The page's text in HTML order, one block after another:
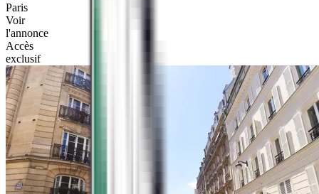
Paris
Voir
l'annonce
Accès
exclusif